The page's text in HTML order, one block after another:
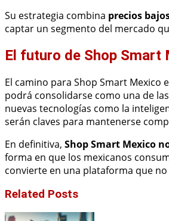
Su estrategia combina precios
captar un segmento del mercado
El futuro de Shop Smart
El camino para Shop Smart
podrá consolidarse como una de
nuevas tecnologías como la
serán claves para mantenerse
En definitiva, Shop Smart Mexico
forma en que los mexicanos
convierte en una plataforma que
Related Posts